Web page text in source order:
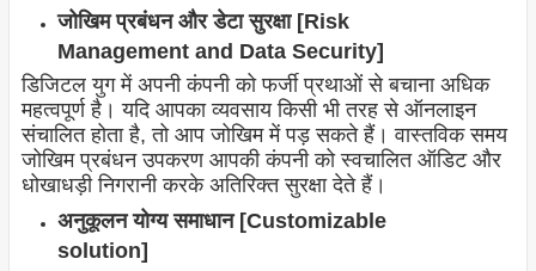
जोखिम प्रबंधन और डेटा सुरक्षा [Risk
Management and Data Security]
डिजिटल युग में अपनी कंपनी को फर्जी प्रथाओं से बचाना अधिक
महत्वपूर्ण है। यदि आपका व्यवसाय किसी भी तरह से ऑनलाइन
संचालित होता है, तो आप जोखिम में पड़ सकते हैं। वास्तविक समय
जोखिम प्रबंधन उपकरण आपकी कंपनी को स्वचालित ऑडिट और
धोखाधड़ी निगरानी करके अतिरिक्त सुरक्षा देते हैं।
अनुकूलन योग्य समाधान [Customizable
solution]